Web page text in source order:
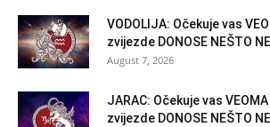
VODOLIJA: Očekuje vas
zvijezde DONOSE NEŠTO
August 7, 2026
JARAC: Očekuje vas VEOMA
zvijezde DONOSE NEŠTO